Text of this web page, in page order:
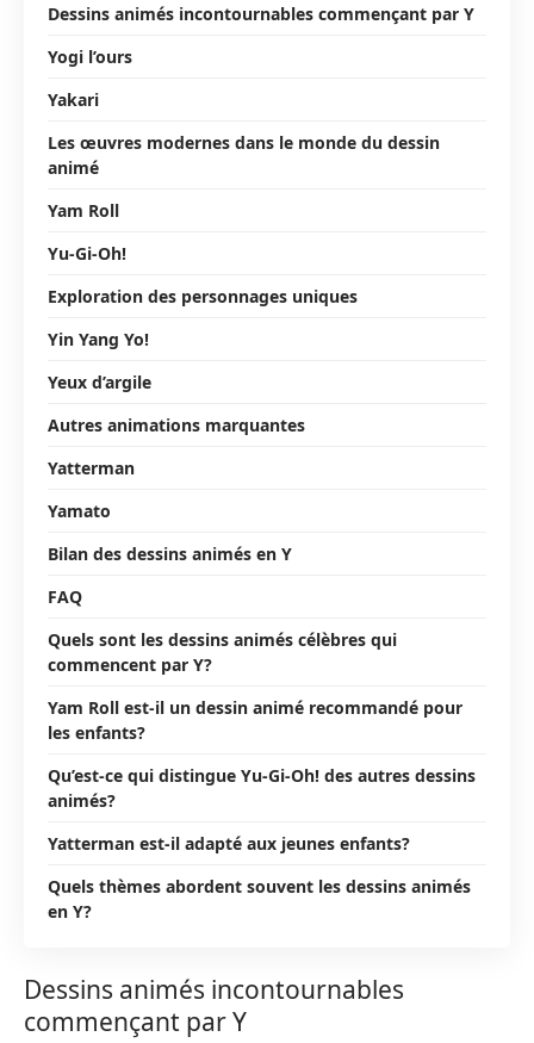
Dessins animés incontournables commençant par Y
Yogi l’ours
Yakari
Les œuvres modernes dans le monde du dessin
animé
Yam Roll
Yu-Gi-Oh!
Exploration des personnages uniques
Yin Yang Yo!
Yeux d’argile
Autres animations marquantes
Yatterman
Yamato
Bilan des dessins animés en Y
FAQ
Quels sont les dessins animés célèbres qui
commencent par Y?
Yam Roll est-il un dessin animé recommandé pour
les enfants?
Qu’est-ce qui distingue Yu-Gi-Oh! des autres dessins
animés?
Yatterman est-il adapté aux jeunes enfants?
Quels thèmes abordent souvent les dessins animés
en Y?
Dessins animés incontournables
commençant par Y